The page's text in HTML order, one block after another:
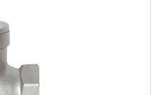
investir nos
mercado, e em
assim, a
no mercado.A
é uma
usadas
pressão e
de esfera são
petroquímica,
de água.